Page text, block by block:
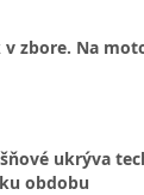
v zbore. Na
ukrýva
obdobu